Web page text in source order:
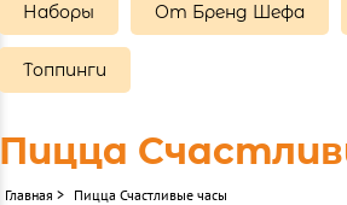
Наборы От Бренд Шефа
Топпинги
Пицца
Главная > Пицца Счастливые часы